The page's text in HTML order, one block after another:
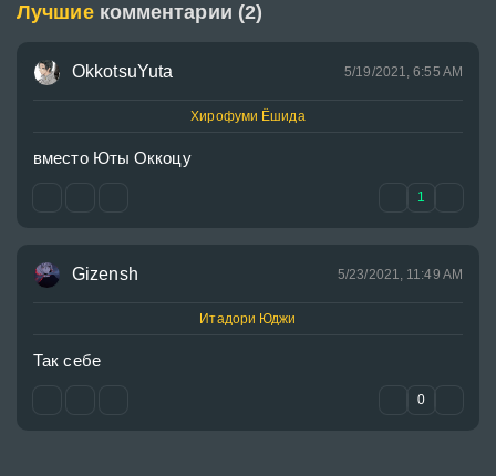
Лучшие комментарии (2)
OkkotsuYuta 5/19/2021, 6:55 AM
Хирофуми Ёшида
вместо Юты Оккоцу
1
Gizensh 5/23/2021, 11:49 AM
Итадори Юджи
Так себе
0